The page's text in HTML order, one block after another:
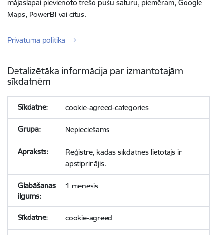
mājaslapai pievienoto trešo pušu saturu, piemēram, Google
Maps, PowerBI vai citus.
Privātuma politika
Detalizētāka informācija par izmantotajām
sīkdatnēm
cookie-agreed-categories
Nepieciešams
Reģistrē, kādas sīkdatnes lietotājs ir
apstiprinājis.
1 mēnesis
cookie-agreed